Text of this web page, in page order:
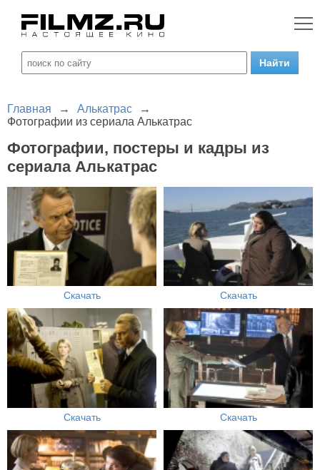
Главная → Алькатрас
→
Фотографии из сериала Алькатрас
Фотографии, постеры и кадры из
сериала Алькатрас
Скачать Скачать
Скачать Скачать